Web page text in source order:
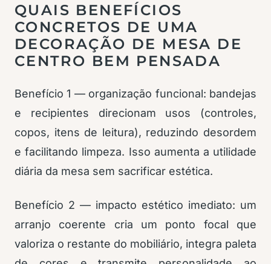
QUAIS BENEFÍCIOS
CONCRETOS DE UMA
DECORAÇÃO DE MESA DE
CENTRO BEM PENSADA
Benefício 1 — organização funcional: bandejas
e recipientes direcionam usos (controles,
copos, itens de leitura), reduzindo desordem
e facilitando limpeza. Isso aumenta a utilidade
diária da mesa sem sacrificar estética.
Benefício 2 — impacto estético imediato: um
arranjo coerente cria um ponto focal que
valoriza o restante do mobiliário, integra paleta